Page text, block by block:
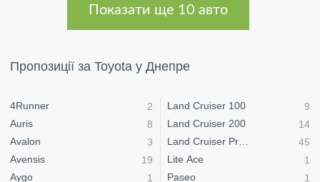
Показати ще 10 авто
Пропозиції за Toyota у Днепре
4Runner
2
Auris
8
Avalon
3
Avensis
19
Aygo
1
Land Cruiser 100
9
Land Cruiser 200
14
Land Cruiser Prado
45
Lite Ace
1
Paseo
1